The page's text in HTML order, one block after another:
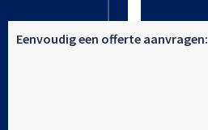
Eenvoudig een offerte aanvragen: